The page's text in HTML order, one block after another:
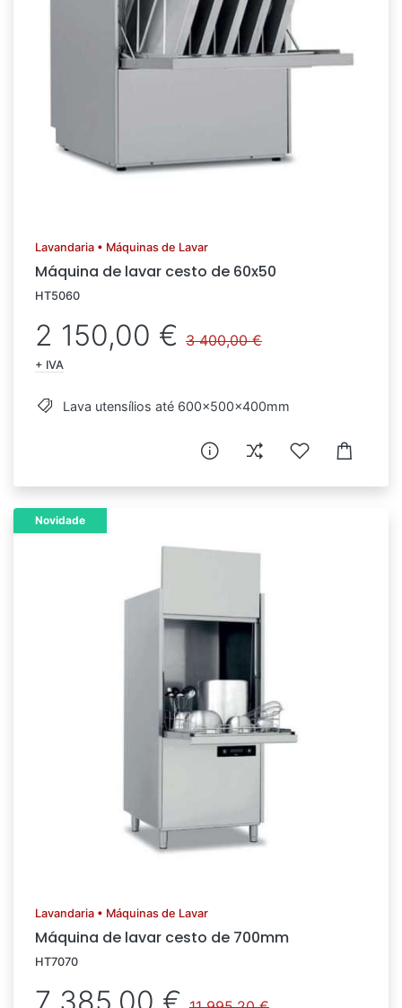
Lavandaria • Máquinas de Lavar
Máquina de lavar cesto de 60x50
HT5060
2 150,00 € 3 400,00 €
+ IVA
Lava utensílios até 600x500x400mm
Novidade
Lavandaria • Máquinas de Lavar
Máquina de lavar cesto de 700mm
HT7070